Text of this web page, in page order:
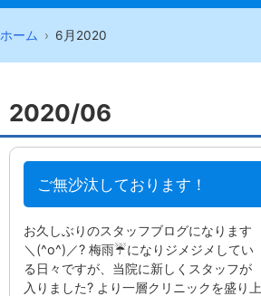
ホーム 6月2020
2020/06
ご無沙汰しております！
お久しぶりのスタッフブログになります
＼(^o^)／? 梅雨☔になりジメジメしてい
る日々ですが、当院に新しくスタッフが
入りました? より一層クリニックを盛り上